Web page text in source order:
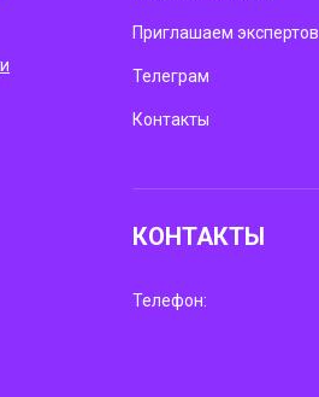
Приглашаем экспертов
Телеграм
Контакты
КОНТАКТЫ
Телефон: